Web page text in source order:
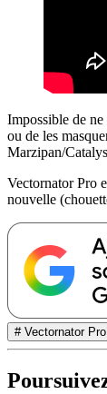
Impossible de
ou de les
Marzipan/
Vectornator Pro
nouvelle
# Vectornator Pro